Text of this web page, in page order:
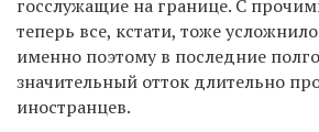
госслужащие на границе. С
теперь все, кстати, тоже
именно поэтому в последние
значительный отток длительно
иностранцев.